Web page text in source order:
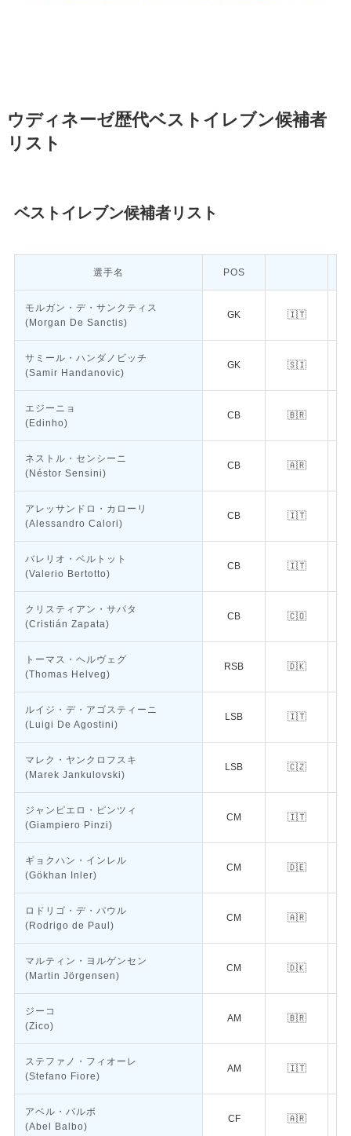
ウディネーゼ歴代ベストイレブン候補者
リスト
ベストイレブン候補者リスト
選手名 POS
モルガン・デ・サンクティス
(Morgan De Sanctis)
GK 🇮🇹
サミール・ハンダノビッチ
(Samir Handanovic)
GK 🇸🇮
エジーニョ
(Edinho)
CB 🇧🇷
ネストル・センシーニ
(Néstor Sensini)
CB 🇦🇷
アレッサンドロ・カローリ
(Alessandro Calori)
CB 🇮🇹
バレリオ・ベルトット
(Valerio Bertotto)
CB 🇮🇹
クリスティアン・サパタ
(Cristián Zapata)
CB 🇨🇴
トーマス・ヘルヴェグ
(Thomas Helveg)
RSB 🇩🇰
ルイジ・デ・アゴスティーニ
(Luigi De Agostini)
LSB 🇮🇹
マレク・ヤンクロフスキ
(Marek Jankulovski)
LSB 🇨🇿
ジャンピエロ・ピンツィ
(Giampiero Pinzi)
CM 🇮🇹
ギョクハン・インレル
(Gökhan Inler)
CM 🇩🇪
ロドリゴ・デ・パウル
(Rodrigo de Paul)
CM 🇦🇷
マルティン・ヨルゲンセン
(Martin Jörgensen)
CM 🇩🇰
ジーコ
(Zico)
AM 🇧🇷
ステファノ・フィオーレ
(Stefano Fiore)
AM 🇮🇹
アベル・バルボ
(Abel Balbo)
CF 🇦🇷